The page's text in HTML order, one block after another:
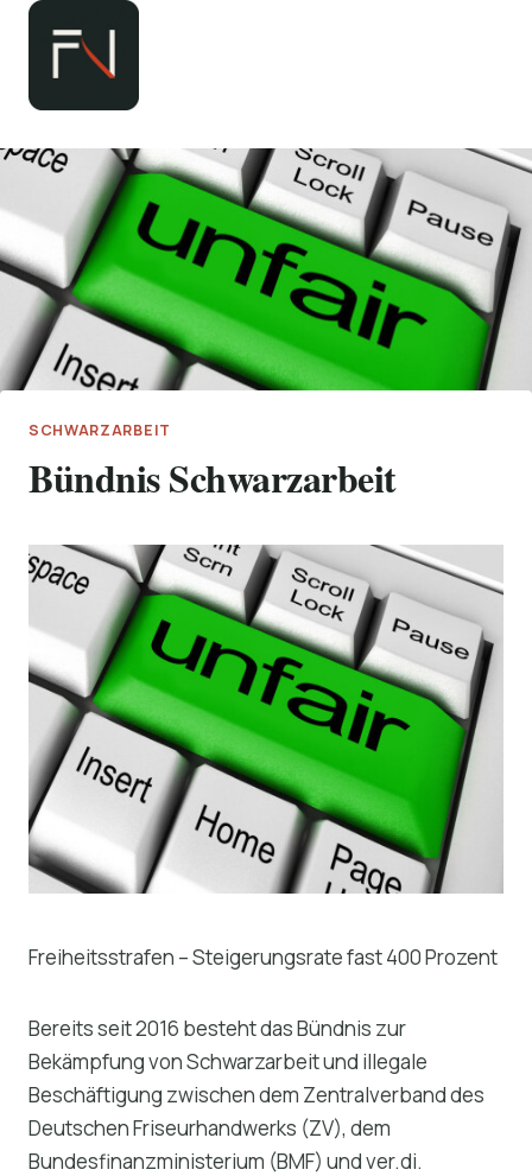
Zum
springen
SCHWARZARBEIT
Bündnis Schwarzarbeit
Freiheitsstrafen – Steigerungsrate fast 400 Prozent
Bereits seit 2016 besteht das Bündnis zur
Bekämpfung von Schwarzarbeit und illegale
Beschäftigung zwischen dem Zentralverband des
Deutschen Friseurhandwerks (ZV), dem
Bundesfinanzministerium (BMF) und ver.di.